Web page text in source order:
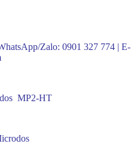
Zalo: 0901 327 774 | E-
MP2-HT